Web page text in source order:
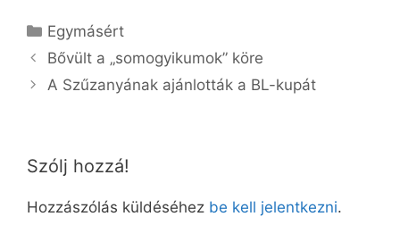
Kategória
Egymásért
Bővült a „somogyikumok” köre
A Szűzanyának ajánlották a BL-kupát
Szólj hozzá!
Hozzászólás küldéséhez be kell jelentkezni.